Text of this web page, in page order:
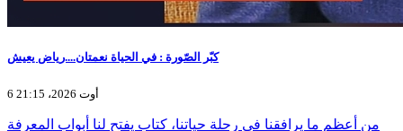
كبّر الصّورة : في الحياة نعمتان....رياض يعيش
6 أوت 2026، 21:15
من أعظم ما يرافقنا في رحلة حياتنا، كتاب يفتح لنا أبواب المعرفة